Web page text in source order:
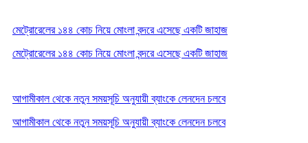
মেট্রোরেলের ১৪৪ কোচ নিয়ে মোংলা বন্দরে এসেছে একটি জাহাজ
মেট্রোরেলের ১৪৪ কোচ নিয়ে মোংলা বন্দরে এসেছে একটি জাহাজ
আগামীকাল থেকে নতুন সময়সূচি অনুযায়ী ব্যাংকে লেনদেন চলবে
আগামীকাল থেকে নতুন সময়সূচি অনুযায়ী ব্যাংকে লেনদেন চলবে